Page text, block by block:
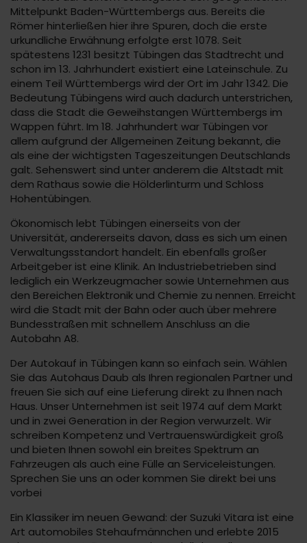
Mittelpunkt Baden-Württembergs aus. Bereits die
Römer hinterließen hier ihre Spuren, doch die erste
urkundliche Erwähnung erfolgte erst 1078. Seit
spätestens 1231 besitzt Tübingen das Stadtrecht und
schon im 13. Jahrhundert existiert eine Lateinschule. Zu
einem Teil Württembergs wird der Ort im Jahr 1342. Die
Bedeutung Tübingens wird auch dadurch unterstrichen,
dass die Stadt die Geweihstangen Württembergs im
Wappen führt. Im 18. Jahrhundert war Tübingen vor
allem aufgrund der Allgemeinen Zeitung bekannt, die
als eine der wichtigsten Tageszeitungen Deutschlands
galt. Sehenswert sind unter anderem die Altstadt mit
dem Rathaus sowie die Hölderlinturm und Schloss
Hohentübingen.
Ökonomisch lebt Tübingen einerseits von der
Universität, andererseits davon, dass es sich um einen
Verwaltungsstandort handelt. Ein ebenfalls großer
Arbeitgeber ist eine Klinik. An Industriebetrieben sind
lediglich ein Werkzeugmacher sowie Unternehmen aus
den Bereichen Elektronik und Chemie zu nennen. Erreicht
wird die Stadt mit der Bahn oder auch über mehrere
Bundesstraßen mit schnellem Anschluss an die
Autobahn A8.
Der Autokauf in Tübingen kann so einfach sein. Wählen
Sie das Autohaus Daub als Ihren regionalen Partner und
freuen Sie sich auf eine Lieferung direkt zu Ihnen nach
Haus. Unser Unternehmen ist seit 1974 auf dem Markt
und in zwei Generation in der Region verwurzelt. Wir
schreiben Kompetenz und Vertrauenswürdigkeit groß
und bieten Ihnen sowohl ein breites Spektrum an
Fahrzeugen als auch eine Fülle an Serviceleistungen.
Sprechen Sie uns an oder kommen Sie direkt bei uns
vorbei
Ein Klassiker im neuen Gewand: der Suzuki Vitara ist eine
Art automobiles Stehaufmännchen und erlebte 2015